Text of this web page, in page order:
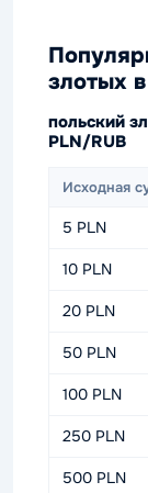
злотых
польский
PLN/RUB
Исходная
5 PLN
10 PLN
20 PLN
50 PLN
100 PLN
250 PLN
500 PLN